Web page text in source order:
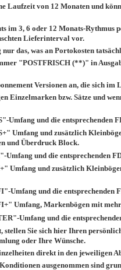
Laufzeit von 12 Monaten und
im 3, 6 oder 12 Monats-
Lieferinterval vor.
das, was an Portokosten
"POSTFRISCH (**)" in
Versionen an, die sich im
Einzelmarken bzw. Sätze und
und die entsprechenden
Umfang und zusätzlich
und Überdruck Block.
und die entsprechenden
Umfang und zusätzlich
Umfang und die entsprechenden
Umfang, Markenbögen mit
Umfang und die
stellen Sie sich hier Ihren
oder Ihre Wünsche.
direkt in den jeweiligen
ausgenommen sind